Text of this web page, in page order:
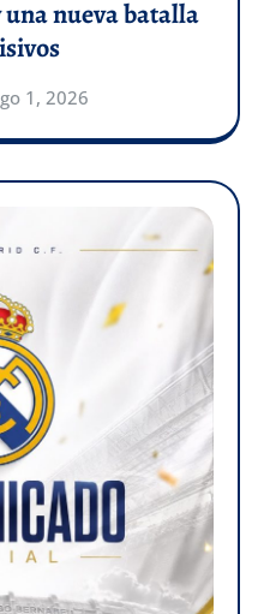
nueva batalla
1, 2026